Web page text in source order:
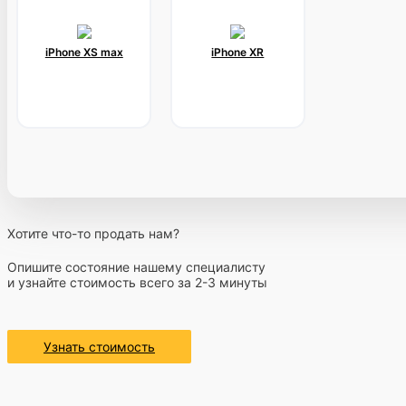
iPhone XS max iPhone XR
Хотите что-то продать нам?
Опишите состояние нашему специалисту
и узнайте стоимость всего за 2-3 минуты
Узнать стоимость